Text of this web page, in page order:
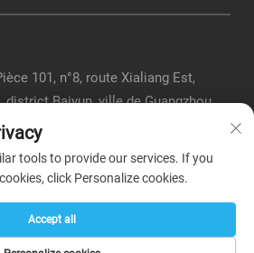
101, n°8, route Xialiang Est,
Baiyun, ville de Guangzhou
Boer Teaching Instrument Co., Ltd. -
tools to provide our services. If you
click Personalize cookies.
Accept all